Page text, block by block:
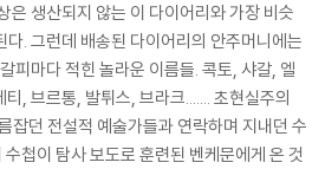
은 생산되지 않는 이 다이어리와 가장 비슷
. 그런데 배송된 다이어리의 안주머니에는
피마다 적힌 놀라운 이름들. 콕토, 샤갈, 엘
, 브르통, 발튀스, 브라크....... 초현실주의
잡던 전설적 예술가들과 연락하며 지내던 수
첩이 탐사 보도로 훈련된 벤케문에게 온 것